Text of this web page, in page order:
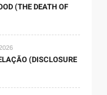
(THE DEATH OF
(DISCLOSURE